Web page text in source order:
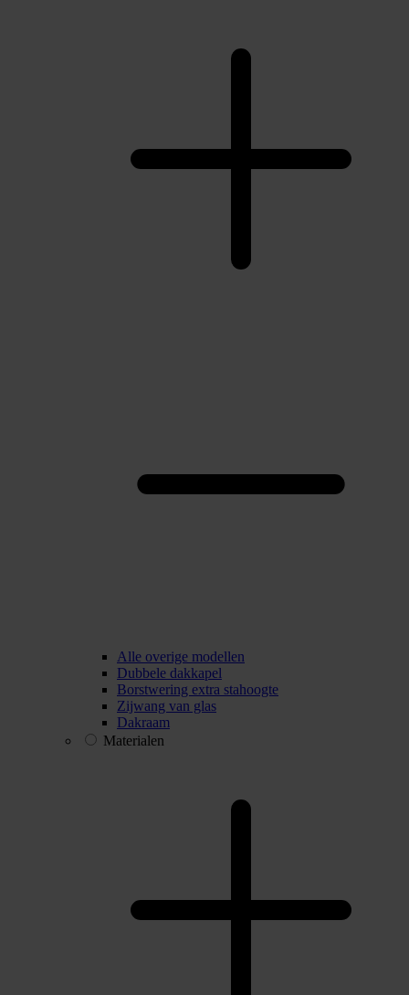
Alle overige modellen
Dubbele dakkapel
Borstwering extra stahoogte
Zijwang van glas
Dakraam
Materialen